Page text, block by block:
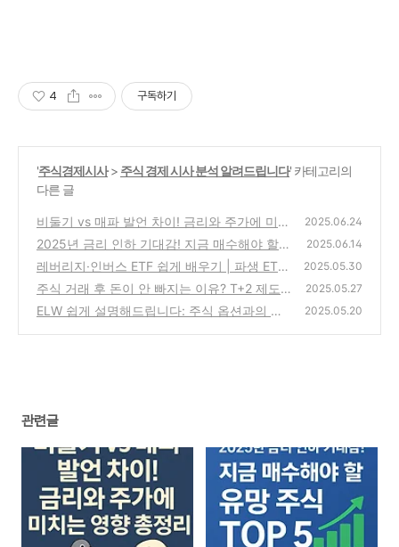
4 구독하기
'주식경제시사> 주식 경제 시사 분석 알려드립니다' 카테고리의
다른 글
비둘기 vs 매파 발언 차이! 금리와 주가에 미치
는 영향 총정리
(0)
2025.06.24
2025년 금리 인하 기대감! 지금 매수해야 할
유망 주식 TOP 5
(0)
2025.06.14
레버리지·인버스 ETF 쉽게 배우기 | 파생 ETF
입문 가이드
(0)
2025.05.30
주식 거래 후 돈이 안 빠지는 이유? T+2 제도
때문일 수 있어요
(0)
2025.05.27
ELW 쉽게 설명해드립니다: 주식 옵션과의 차
2025.05.20
관련글